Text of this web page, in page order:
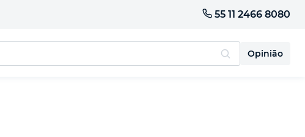
55 11 2466 8080
Opinião